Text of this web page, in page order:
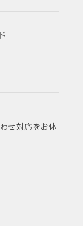
せ対応をお休